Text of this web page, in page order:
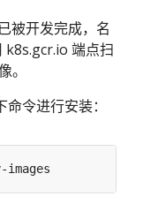
被开发完成，名
k8s.gcr.io 端点扫
。
令进行安装：